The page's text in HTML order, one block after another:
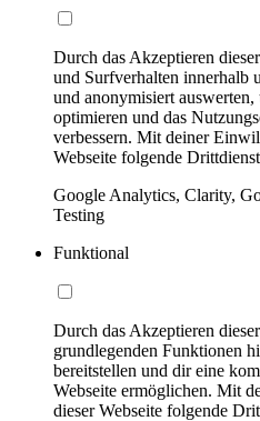
Durch das Akzeptieren
und Surfverhalten innerhalb
und anonymisiert auswerten,
optimieren und das
verbessern. Mit deiner
Webseite folgende
Google Analytics, Clarity,
Testing
Funktional
Durch das Akzeptieren
grundlegenden Funktionen
bereitstellen und dir eine
Webseite ermöglichen. Mit
dieser Webseite folgende